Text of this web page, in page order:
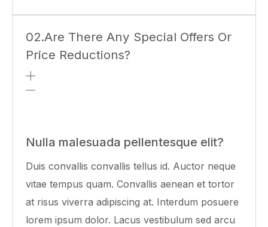
02.Are There Any Special Offers Or
Price Reductions?
Nulla malesuada pellentesque elit?
Duis convallis convallis tellus id. Auctor neque
vitae tempus quam. Convallis aenean et tortor
at risus viverra adipiscing at. Interdum posuere
lorem ipsum dolor. Lacus vestibulum sed arcu